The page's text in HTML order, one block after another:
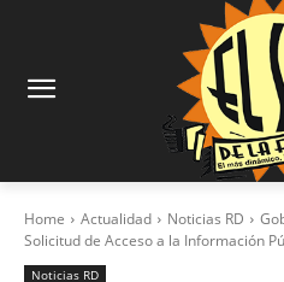
Home Actualidad Noticias RD
Solicitud de Acceso a la Información
Noticias RD